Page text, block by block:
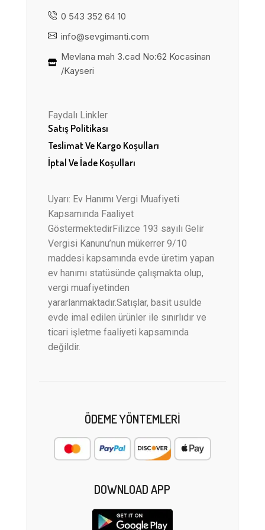
0 543 352 64 10
info@sevgimanti.com
Mevlana mah 3.cad No:62 Kocasinan
/Kayseri
Faydalı Linkler
Satış Politikası
Teslimat Ve Kargo Koşulları
İptal Ve İade Koşulları
Uyarı: Ev Hanımı Vergi Muafiyeti
Kapsamında Faaliyet
GöstermektedirFilizce 193 sayılı Gelir
Vergisi Kanunu’nun mükerrer 9/10
maddesi kapsamında evde üretim yapan
ev hanımı statüsünde çalışmakta olup,
vergi muafiyetinden
yararlanmaktadır.Satışlar, basit usulde
evde imal edilen ürünler ile sınırlıdır ve
ticari işletme faaliyeti kapsamında
değildir.
ÖDEME YÖNTEMLERI
DOWNLOAD APP